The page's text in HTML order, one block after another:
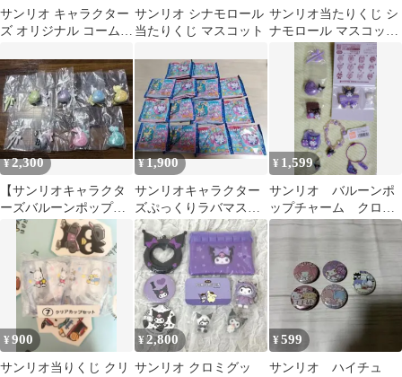
サンリオ キャラクター
ズ オリジナル コーム 3
サンリオ シナモロール
当たりくじ マスコット
サンリオ当たりくじ シ
ナモロール マスコット
ヘアターバン グラスセ
¥2,300
【サンリオキャラクタ
ーズバルーンポップチ
ャーム&グミ種セット
バラ売り不可】
¥1,900
サンリオキャラクター
ズぷっくりラバマスグ
ミ7 未開封品 14個セ
ット
¥ 1,599
サンリオ バルーンポ
ップチャーム クロ
ミ まとめ売り
¥900
サンリオ当りくじ クリ
¥2,800
サンリオ クロミグッ
¥599
サンリオ ハイチュ